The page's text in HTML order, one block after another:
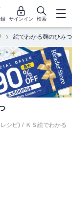
サインイン 検索
絵でわかる麹のひみつ
シピ) / ＫＳ絵でわかる